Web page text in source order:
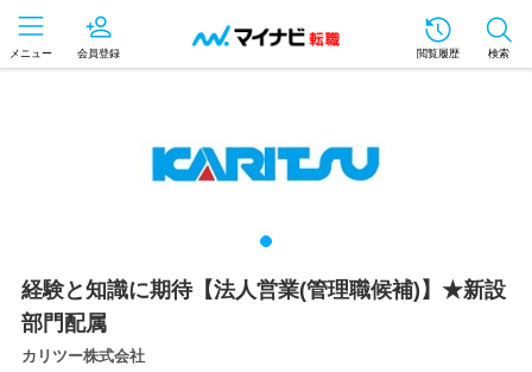
メニュー 会員登録 閲覧履歴 検索
経験と知識に期待【法人営業(管理職候補)】★新設
部門配属
カリツー株式会社